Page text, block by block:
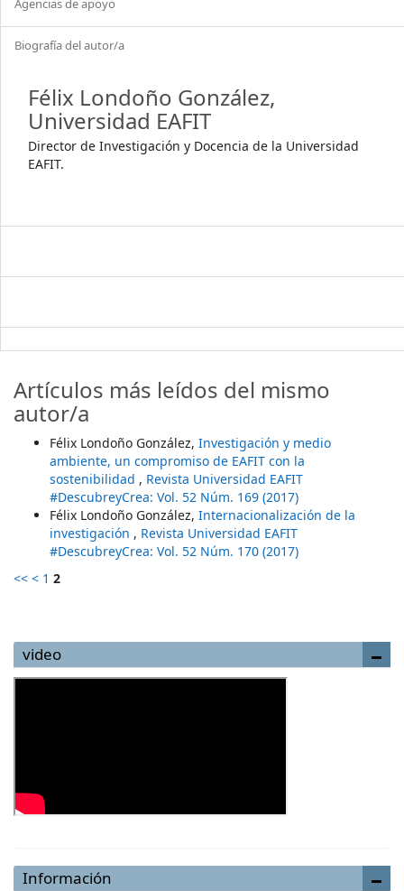
Agencias de apoyo
Biografía del autor/a
Félix Londoño González,
Universidad EAFIT
Director de Investigación y Docencia de la Universidad
EAFIT.
Artículos más leídos del mismo
autor/a
Félix Londoño González, Investigación y medio
ambiente, un compromiso de EAFIT con la
sostenibilidad , Revista Universidad EAFIT
#DescubreyCrea: Vol. 52 Núm. 169 (2017)
Félix Londoño González, Internacionalización de la
investigación , Revista Universidad EAFIT
#DescubreyCrea: Vol. 52 Núm. 170 (2017)
<< < 1 2
video
Información